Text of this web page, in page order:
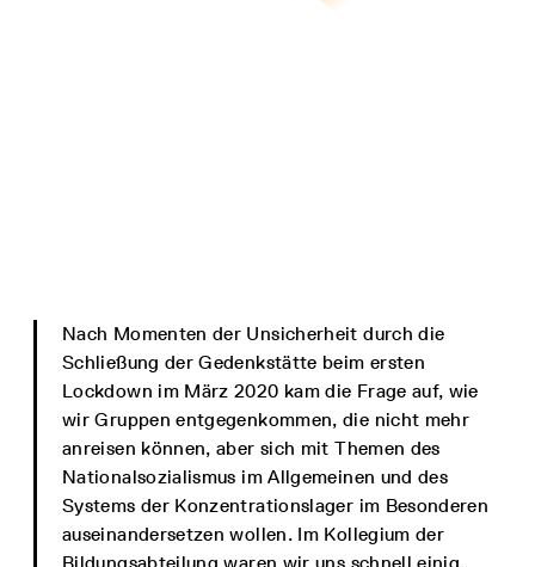
Nach Momenten der Unsicherheit durch die
Schließung der Gedenkstätte beim ersten
Lockdown im März 2020 kam die Frage auf, wie
wir Gruppen entgegenkommen, die nicht mehr
anreisen können, aber sich mit Themen des
Nationalsozialismus im Allgemeinen und des
Systems der Konzentrationslager im Besonderen
auseinandersetzen wollen. Im Kollegium der